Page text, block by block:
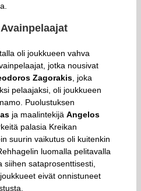
oli joukkueen vahva
jotka nousivat
Zagorakis, joka
pelaajaksi, oli joukkueen
Puolustuksen
ja maalintekijä Angelos
palasia Kreikan
suurin vaikutus oli kuitenkin
luomalla pelitavalla
siihen sataprosenttisesti,
eivät onnistuneet